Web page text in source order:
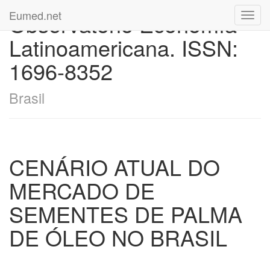
Eumed.net
Observatorio Economía
Latinoamericana. ISSN:
1696-8352
Brasil
CENÁRIO ATUAL DO
MERCADO DE
SEMENTES DE PALMA
DE ÓLEO NO BRASIL